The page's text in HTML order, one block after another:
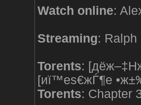
Watch online:
Streaming: Ralph
Torents:
[иї™еѕ€жЃ¶е
Torents: Chapter